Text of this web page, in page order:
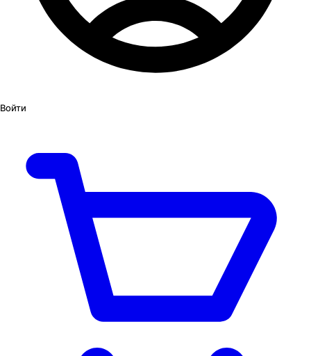
Войти